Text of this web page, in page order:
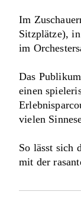
Im
Sitzplätze),
im
Das
einen
vielen
So lässt sich
mit der